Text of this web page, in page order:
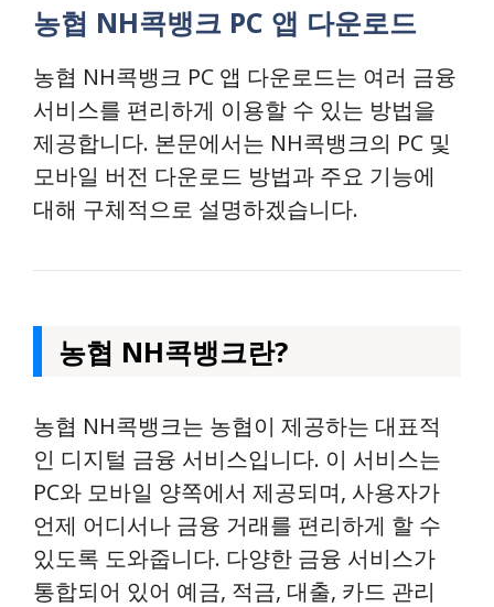
농협 NH콕뱅크 PC 앱 다운로드
농협 NH콕뱅크 PC 앱 다운로드는 여러 금융
서비스를 편리하게 이용할 수 있는 방법을
제공합니다. 본문에서는 NH콕뱅크의 PC 및
모바일 버전 다운로드 방법과 주요 기능에
대해 구체적으로 설명하겠습니다.
농협 NH콕뱅크란?
농협 NH콕뱅크는 농협이 제공하는 대표적
인 디지털 금융 서비스입니다. 이 서비스는
PC와 모바일 양쪽에서 제공되며, 사용자가
언제 어디서나 금융 거래를 편리하게 할 수
있도록 도와줍니다. 다양한 금융 서비스가
통합되어 있어 예금, 적금, 대출, 카드 관리